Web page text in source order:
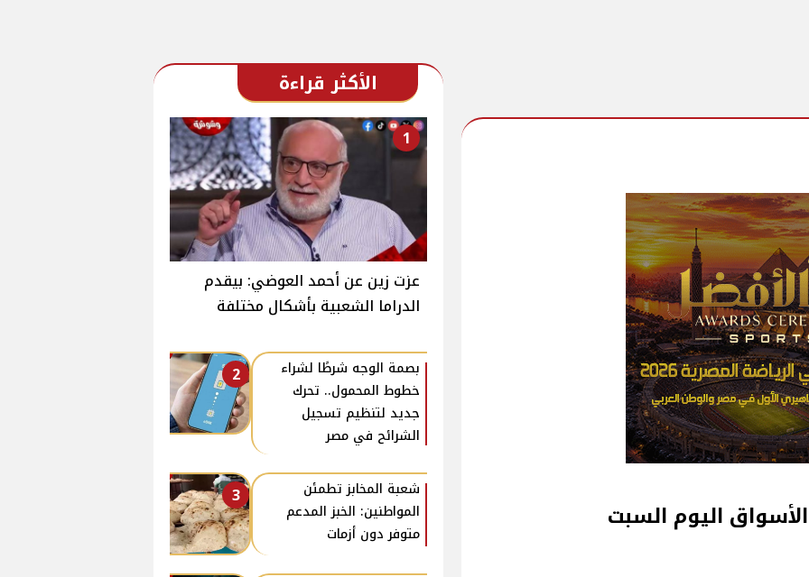
اليوم السبت
الأكثر قراءة
1
عزت زين عن أحمد العوضي: بيقدم
الدراما الشعبية بأشكال مختلفة
2
بصمة الوجه شرطًا لشراء
خطوط المحمول.. تحرك
جديد لتنظيم تسجيل
الشرائح في مصر
3
شعبة المخابز تطمئن
المواطنين: الخبز المدعم
متوفر دون أزمات